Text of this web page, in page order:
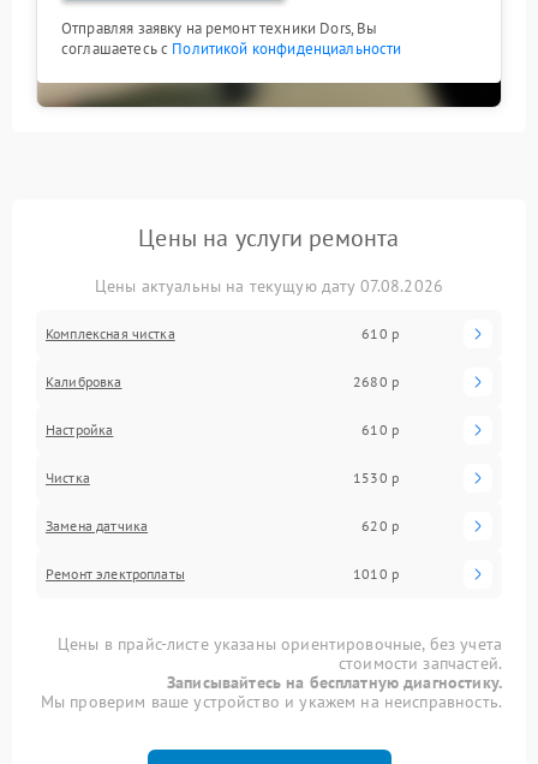
Отправляя заявку на ремонт техники Dors, Вы
соглашаетесь с Политикой конфиденциальности
Цены на услуги ремонта
Цены актуальны на текущую дату 07.08.2026
Комплексная чистка 610 р
Калибровка 2680 р
Настройка 610 р
Чистка 1530 р
Замена датчика 620 р
Ремонт электроплаты 1010 р
Цены в прайс-листе указаны ориентировочные, без учета
стоимости запчастей.
Записывайтесь на бесплатную диагностику.
Мы проверим ваше устройство и укажем на неисправность.